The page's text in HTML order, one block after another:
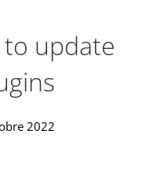
to update
2022